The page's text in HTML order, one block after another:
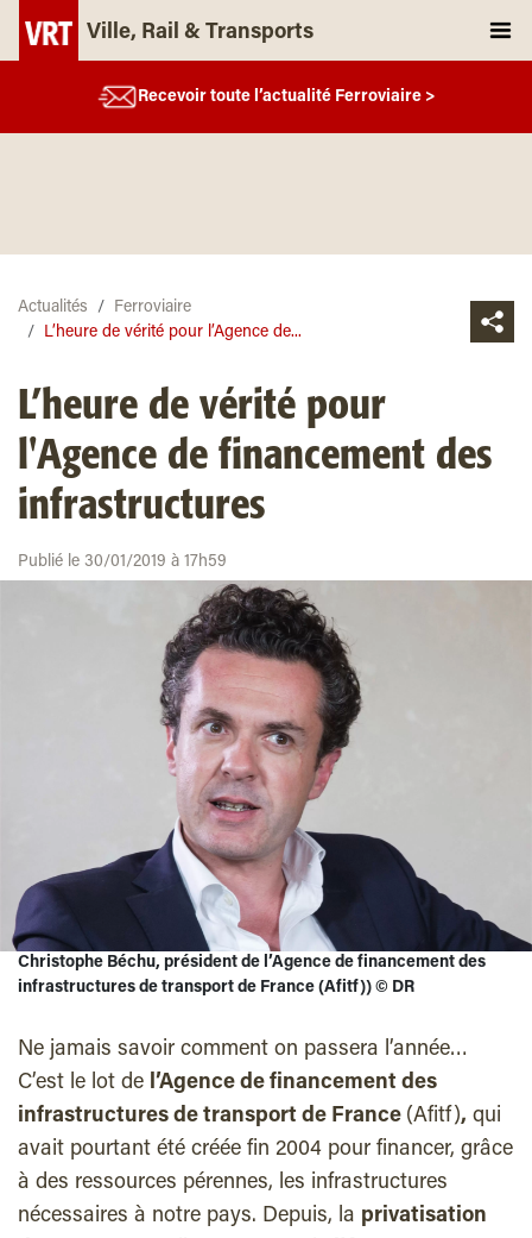
Ville, Rail & Transports
Recevoir toute l’actualité Ferroviaire >
Actualités
Ferroviaire
L’heure de vérité pour l’Agence de...
L’heure de vérité pour
l'Agence de financement des
infrastructures
Publié le 30/01/2019 à 17h59
Christophe Béchu, président de l’Agence de financement des
infrastructures de transport de France (Afitf)) © DR
Ne jamais savoir comment on passera l’année…
C’est le lot de l’Agence de financement des
infrastructures de transport de France (Afitf), qui
avait pourtant été créée fin 2004 pour financer, grâce
à des ressources pérennes, les infrastructures
nécessaires à notre pays. Depuis, la privatisation